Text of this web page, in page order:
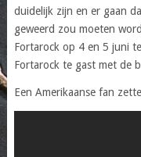
duidelijk zijn en er gaan
geweerd zou moeten
Fortarock op 4 en 5 juni
Fortarock te gast met de
Een Amerikaanse fan